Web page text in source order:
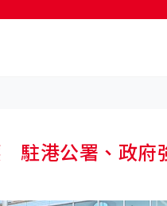
駐港公署、政府